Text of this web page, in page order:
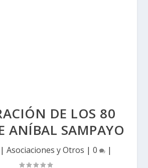
DE LOS 80
ANÍBAL SAMPAYO
| Asociaciones y Otros | 0 |